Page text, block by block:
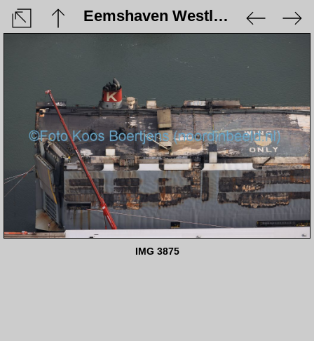
Eemshaven Westlob - 5 augustus 2023
IMG 3875